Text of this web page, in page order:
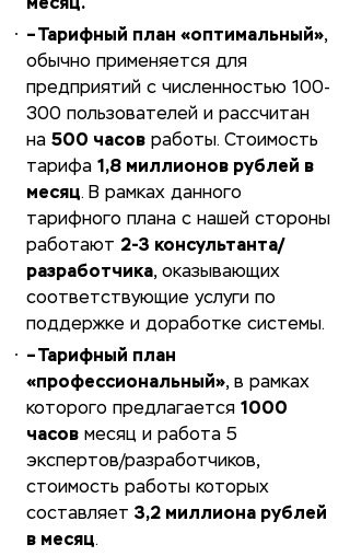
месяц.
– Тарифный план «оптимальный»,
обычно применяется для
предприятий с численностью 100-
300 пользователей и рассчитан
на 500 часов работы. Стоимость
тарифа 1,8 миллионов рублей в
месяц. В рамках данного
тарифного плана с нашей стороны
работают 2-3 консультанта/
разработчика, оказывающих
соответствующие услуги по
поддержке и доработке системы.
– Тарифный план
«профессиональный», в рамках
которого предлагается 1000
часов месяц и работа 5
экспертов/разработчиков,
стоимость работы которых
составляет 3,2 миллиона рублей
в месяц.